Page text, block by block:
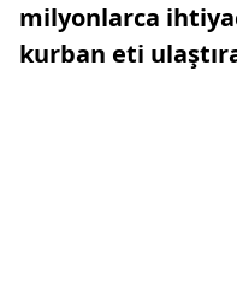
milyonlarca
kurban eti